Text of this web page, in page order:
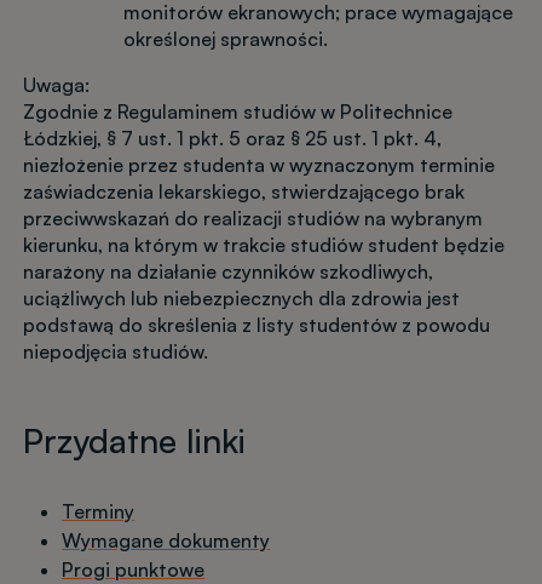
monitorów ekranowych; prace wymagające
określonej sprawności.
Uwaga:
Zgodnie z Regulaminem studiów w Politechnice
Łódzkiej, § 7 ust. 1 pkt. 5 oraz § 25 ust. 1 pkt. 4,
niezłożenie przez studenta w wyznaczonym terminie
zaświadczenia lekarskiego, stwierdzającego brak
przeciwwskazań do realizacji studiów na wybranym
kierunku, na którym w trakcie studiów student będzie
narażony na działanie czynników szkodliwych,
uciążliwych lub niebezpiecznych dla zdrowia jest
podstawą do skreślenia z listy studentów z powodu
niepodjęcia studiów.
Przydatne linki
Terminy
Wymagane dokumenty
Progi punktowe